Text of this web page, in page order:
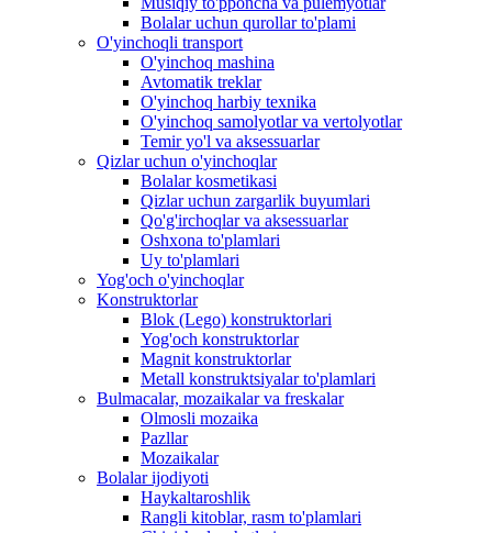
Bolalar uchun qurollar to'plami
O'yinchoqli transport
O'yinchoq mashina
Avtomatik treklar
O'yinchoq harbiy texnika
O'yinchoq samolyotlar va vertolyotlar
Temir yo'l va aksessuarlar
Qizlar uchun o'yinchoqlar
Bolalar kosmetikasi
Qizlar uchun zargarlik buyumlari
Qo'g'irchoqlar va aksessuarlar
Oshxona to'plamlari
Uy to'plamlari
Yog'och o'yinchoqlar
Konstruktorlar
Blok (Lego) konstruktorlari
Yog'och konstruktorlar
Magnit konstruktorlar
Metall konstruktsiyalar to'plamlari
Bulmacalar, mozaikalar va freskalar
Olmosli mozaika
Pazllar
Mozaikalar
Bolalar ijodiyoti
Haykaltaroshlik
Rangli kitoblar, rasm to'plamlari